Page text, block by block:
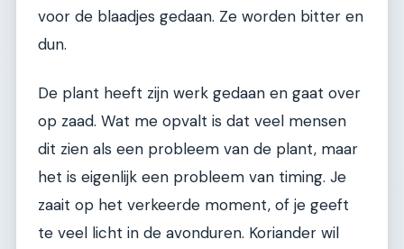
voor de blaadjes gedaan. Ze worden bitter en
dun.
De plant heeft zijn werk gedaan en gaat over
op zaad. Wat me opvalt is dat veel mensen
dit zien als een probleem van de plant, maar
het is eigenlijk een probleem van timing. Je
zaait op het verkeerde moment, of je geeft
te veel licht in de avonduren. Koriander wil